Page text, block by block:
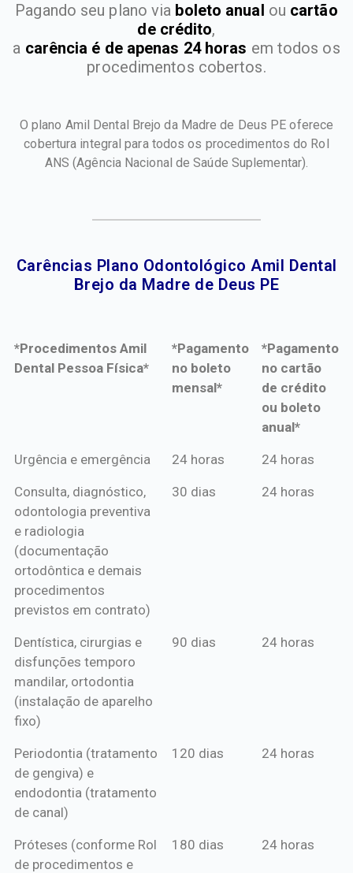
Pagando seu plano via boleto anual ou cartão
de crédito,
a carência é de apenas 24 horas em todos os
procedimentos cobertos.
O plano Amil Dental Brejo da Madre de Deus PE oferece
cobertura integral para todos os procedimentos do Rol
ANS(Agência Nacional de Saúde Suplementar).
Carências Plano Odontológico Amil Dental
Brejo da Madre de Deus PE​
*Procedimentos Amil
Dental Pessoa Física*
*Pagamento
no boleto
mensal*
*Pagamento
no cartão
de crédito
ou boleto
anual*
*Procedimentos Amil
*Pagamento
mensal*
*Pagamento
de crédito
Urgência e emergência 24 horas 24 horas
Consulta, diagnóstico,
odontologia preventiva
e radiologia
(documentação
ortodôntica e demais
procedimentos
previstos em contrato)
30 dias 24 horas
Dentística, cirurgias e
disfunções temporo
mandilar, ortodontia
(instalação de aparelho
fixo)
90 dias 24 horas
Periodontia (tratamento
de gengiva) e
endodontia (tratamento
de canal)
120 dias 24 horas
Próteses (conforme Rol
de procedimentos e
180 dias 24 horas